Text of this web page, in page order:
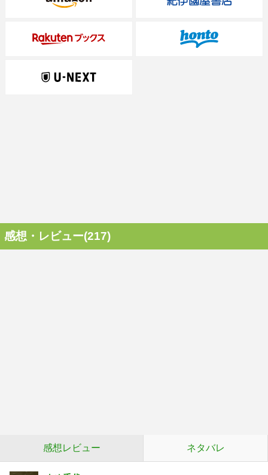
感想・レビュー(217)
感想レビュー ネタバレ